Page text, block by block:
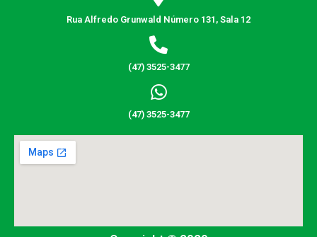
Rua Alfredo Grunwald Número 131, Sala 12
(47) 3525-3477
(47) 3525-3477